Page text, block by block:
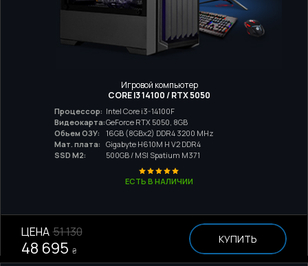
Игровой компьютер
CORE I3 14100 / RTX 5050
Процессор: Intel Core i3-14100F
Видеокарта:GeForce RTX 5050, 8GB
Обьем ОЗУ:
16GB (8GBx2) DDR4 3200 MHz
Мат. плата:
Gigabyte H610M H V2 DDR4
SSD M2:
500GB / MSI Spatium M371
ЕСТЬ В НАЛИЧИИ
ЦЕНА 51 130
48 695 ₴
КУПИТЬ